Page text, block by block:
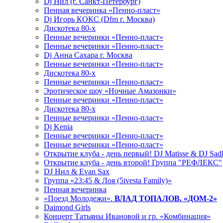
Пенная вечеринка «Пенно-пласт»
Dj Игорь КОКС (Dfm г. Москва)
Дискотека 80-х
Пенные вечеринки «Пенно-пласт»
Пенные вечеринки «Пенно-пласт»
Dj Анна Сахара г. Москва
Пенные вечеринки «Пенно-пласт»
Дискотека 80-х
Пенные вечеринки «Пенно-пласт»
Эротическое шоу «Ночные Амазонки»
Пенные вечеринки «Пенно-пласт»
Дискотека 80-х
Пенные вечеринки «Пенно-пласт»
Dj Kenia
Пенные вечеринки «Пенно-пласт»
Пенные вечеринки «Пенно-пласт»
Открытие клуба - день первый! DJ Matisse & DJ
Открытие клуба - день второй! Группа "РЕФЛЕКС"
DJ Нил & Evan Sax
Группа «23:45 & Лоя (5ivesta Family)»
Пенная вечеринка
«Поезд Молодежи». ВЛАД ТОПАЛОВ. «ДОМ-2»
Daimond Girls
Концерт Татьяны Ивановой и гр. «Комбинация»